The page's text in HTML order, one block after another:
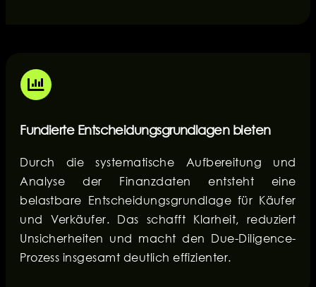
Fundierte Entscheidungsgrundlagen bieten
Durch die systematische Aufbereitung und
Analyse der Finanzdaten entsteht eine
belastbare Entscheidungsgrundlage für Käufer
und Verkäufer. Das schafft Klarheit, reduziert
Unsicherheiten und macht den Due-Diligence-
Prozess insgesamt deutlich effizienter.